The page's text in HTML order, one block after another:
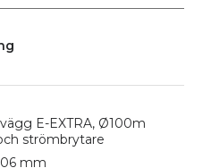
E-EXTRA, Ø100m
strömbrytare
mm